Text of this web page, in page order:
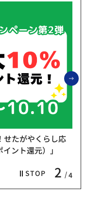
STOP 2 4
せたがやくらし応
ント還元）」